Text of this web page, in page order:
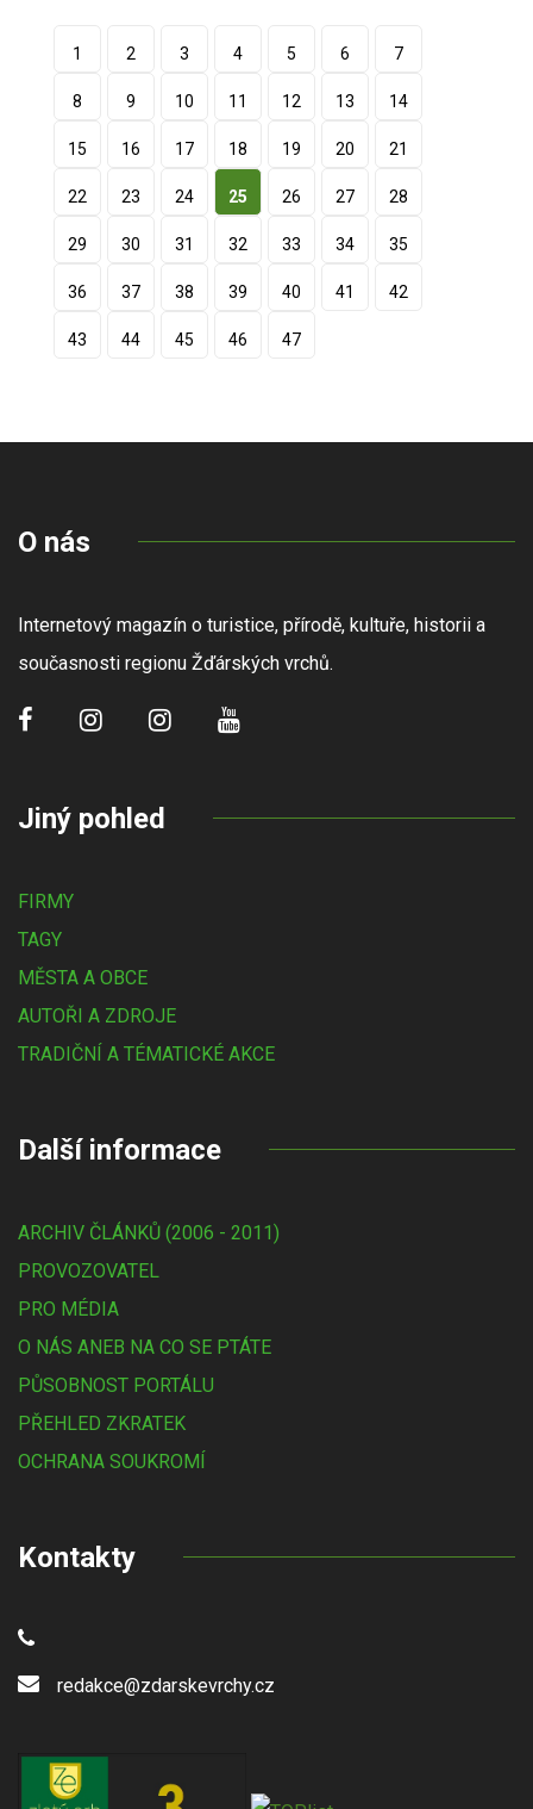
1 2 3 4 5 6 7
8 9 10 11 12 13 14
15 16 17 18 19 20 21
22 23 24 25 26 27 28
29 30 31 32 33 34 35
36 37 38 39 40 41 42
43 44 45 46 47
O nás
Internetový magazín o turistice, přírodě, kultuře, historii a
současnosti regionu Žďárských vrchů.
Jiný pohled
FIRMY
TAGY
MĚSTA A OBCE
AUTOŘI A ZDROJE
TRADIČNÍ A TÉMATICKÉ AKCE
Další informace
ARCHIV ČLÁNKŮ (2006 - 2011)
PROVOZOVATEL
PRO MÉDIA
O NÁS ANEB NA CO SE PTÁTE
PŮSOBNOST PORTÁLU
PŘEHLED ZKRATEK
OCHRANA SOUKROMÍ
Kontakty
redakce@zdarskevrchy.cz